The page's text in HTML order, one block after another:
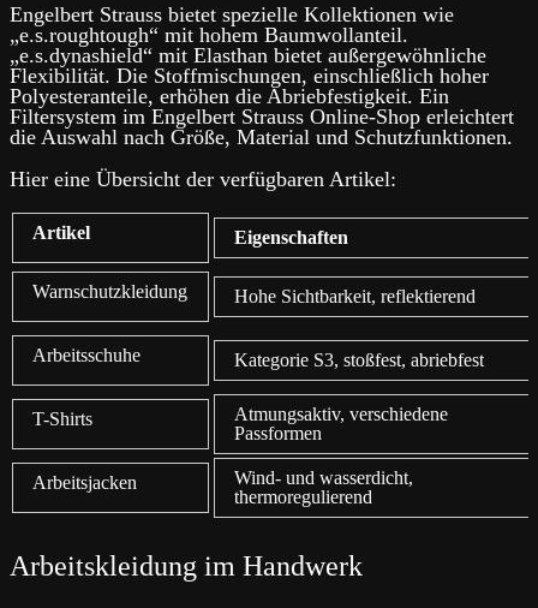
Engelbert Strauss bietet spezielle Kollektionen wie
„e.s.roughtough“ mit hohem Baumwollanteil.
„e.s.dynashield“ mit Elasthan bietet außergewöhnliche
Flexibilität. Die Stoffmischungen, einschließlich hoher
Polyesteranteile, erhöhen die Abriebfestigkeit. Ein
Filtersystem im Engelbert Strauss Online-Shop erleichtert
die Auswahl nach Größe, Material und Schutzfunktionen.
Hier eine Übersicht der verfügbaren Artikel:
Artikel Eigenschaften
Warnschutzkleidung Hohe Sichtbarkeit, reflektierend
Arbeitsschuhe Kategorie S3, stoßfest, abriebfest
T-Shirts
Atmungsaktiv, verschiedene
Passformen
Arbeitsjacken
Wind- und wasserdicht,
thermoregulierend
Arbeitskleidung im Handwerk